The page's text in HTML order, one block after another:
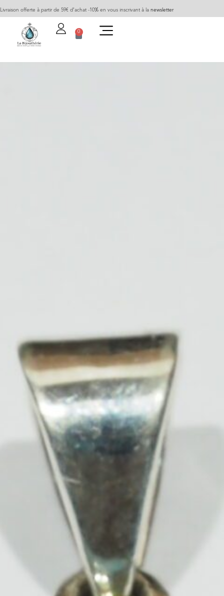
Livraison offerte à partir de 59€ d’achat -10% en vous inscrivant à la newsletter
0